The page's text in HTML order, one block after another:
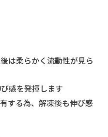
は柔らかく流動性が見ら
感を発揮します
する為、解凍後も伸び感